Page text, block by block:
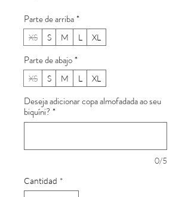
Parte de arriba*
XS S M L XL
Parte de abajo*
XS S M L XL
Deseja adicionar copa almofadada ao seu
biquíni? *
0/5
Cantidad *